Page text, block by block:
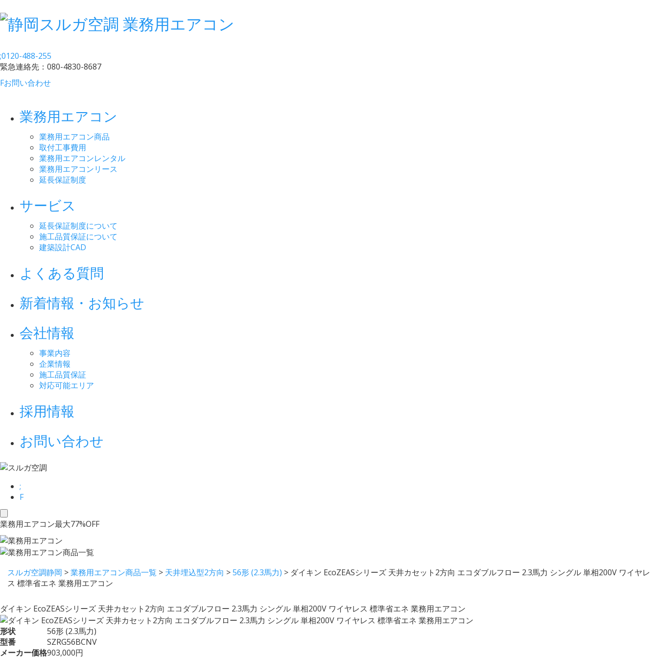
;0120-488-255
緊急連絡先： 080-4830-8687
Fお問い合わせ
業務用エアコン
業務用エアコン商品
取付工事費用
業務用エアコンレンタル
業務用エアコンリース
延長保証制度
サービス
延長保証制度について
施工品質保証について
建築設計CAD
よくある質問
新着情報・お知らせ
会社情報
事業内容
企業情報
施工品質保証
対応可能エリア
採用情報
お問い合わせ
;
F
toggle
navigation
業務用エアコン最大77%OFF
スルガ空調静岡 >業務用エアコン商品一覧 > 天井埋込型2方向 >56形 (2.3馬力) > ダイキン EcoZEASシリーズ 天井カセット2方向 エコダブルフロー 2.3馬力 シングル 単相200V ワイヤレ
ス 標準省エネ 業務用エアコン
ダイキン EcoZEASシリーズ 天井カセット2方向 エコダブルフロー 2.3馬力 シングル 単相200V ワイヤレス 標準省エネ 業務用エアコン
形状
56形 (2.3馬力)
型番
SZRG56BCNV
メーカー価格903,000円